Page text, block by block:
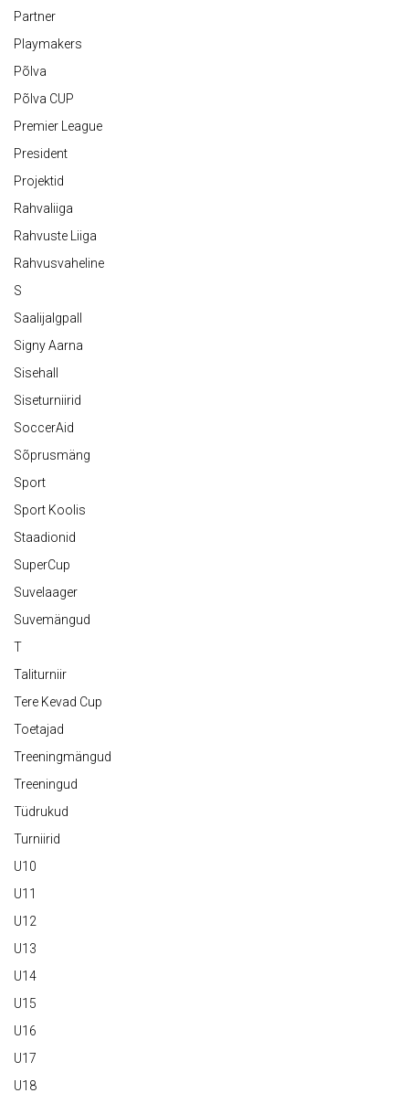
Partner
Playmakers
Põlva
Põlva CUP
Premier League
President
Projektid
Rahvaliiga
Rahvuste Liiga
Rahvusvaheline
S
Saalijalgpall
Signy Aarna
Sisehall
Siseturniirid
SoccerAid
Sõprusmäng
Sport
Sport Koolis
Staadionid
SuperCup
Suvelaager
Suvemängud
T
Taliturniir
Tere Kevad Cup
Toetajad
Treeningmängud
Treeningud
Tüdrukud
Turniirid
U10
U11
U12
U13
U14
U15
U16
U17
U18